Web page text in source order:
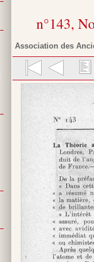
n°143,
Association des